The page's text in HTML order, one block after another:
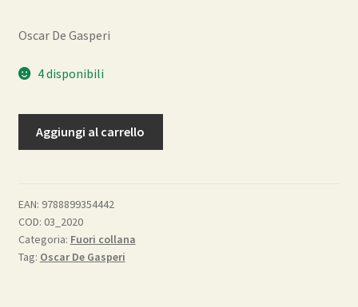
Oscar De Gasperi
4 disponibili
Storia
di
una
parrocchia
e
Aggiungi al carrello
EAN: 9788899354442
COD: 03_2020
Categoria: Fuori collana
Tag: Oscar De Gasperi